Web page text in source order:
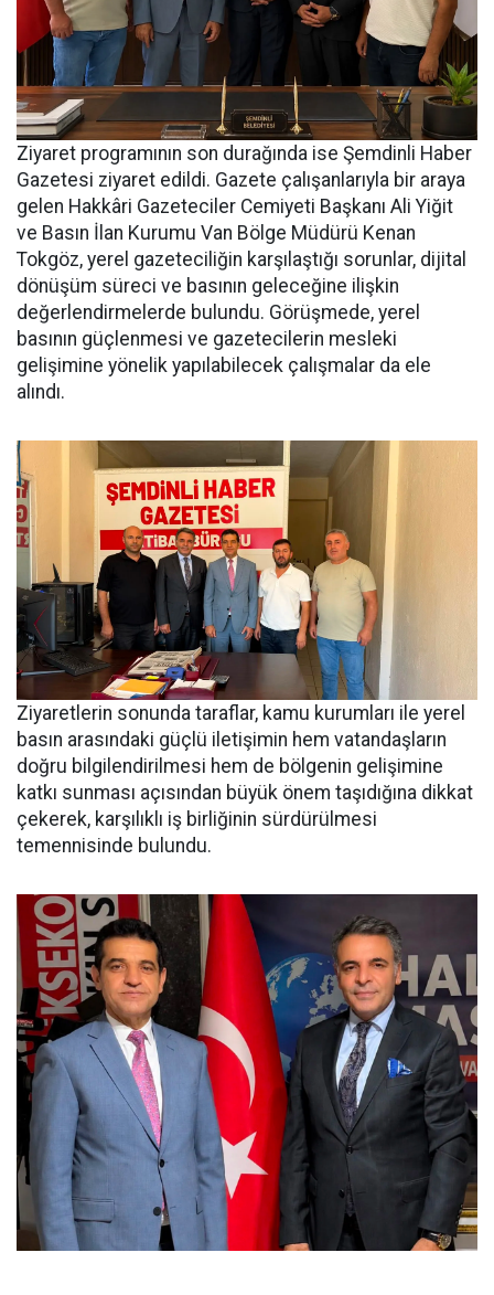
Ziyaret programının son durağında ise Şemdinli Haber
Gazetesi ziyaret edildi. Gazete çalışanlarıyla bir araya
gelen Hakkâri Gazeteciler Cemiyeti Başkanı Ali Yiğit
ve Basın İlan Kurumu Van Bölge Müdürü Kenan
Tokgöz, yerel gazeteciliğin karşılaştığı sorunlar, dijital
dönüşüm süreci ve basının geleceğine ilişkin
değerlendirmelerde bulundu. Görüşmede, yerel
basının güçlenmesi ve gazetecilerin mesleki
gelişimine yönelik yapılabilecek çalışmalar da ele
alındı.
Ziyaretlerin sonunda taraflar, kamu kurumları ile yerel
basın arasındaki güçlü iletişimin hem vatandaşların
doğru bilgilendirilmesi hem de bölgenin gelişimine
katkı sunması açısından büyük önem taşıdığına dikkat
çekerek, karşılıklı iş birliğinin sürdürülmesi
temennisinde bulundu.